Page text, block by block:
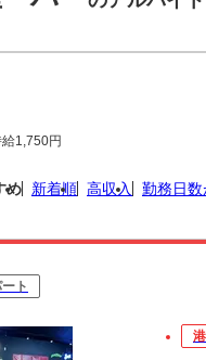
1,750円
め 新着順 高収入 勤務日
ト